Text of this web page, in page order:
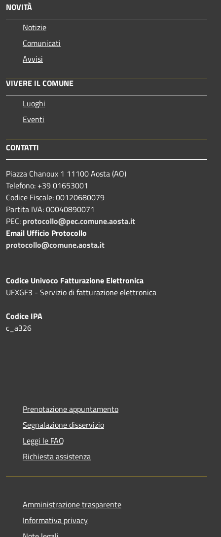
NOVITÀ
Notizie
Comunicati
Avvisi
VIVERE IL COMUNE
Luoghi
Eventi
CONTATTI
Piazza Chanoux 1 11100 Aosta (AO)
Telefono: +39 01653001
Codice Fiscale: 00120680079
Partita IVA: 00040890071
PEC: protocollo@pec.comune.aosta.it
Email Ufficio Protocollo
protocollo@comune.aosta.it
Codice Univoco Fatturazione Elettronica
UFXGF3 - Servizio di fatturazione elettronica
Codice IPA
c_a326
Prenotazione appuntamento
Segnalazione disservizio
Leggi le FAQ
Richiesta assistenza
Amministrazione trasparente
Informativa privacy